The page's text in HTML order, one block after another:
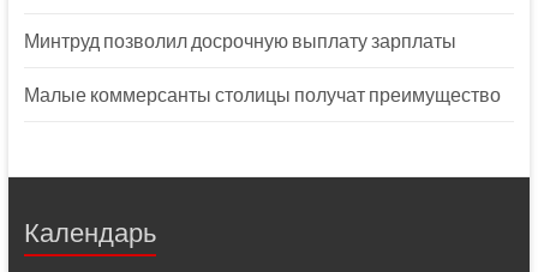
Минтруд позволил досрочную выплату зарплаты
Малые коммерсанты столицы получат преимущество
Календарь